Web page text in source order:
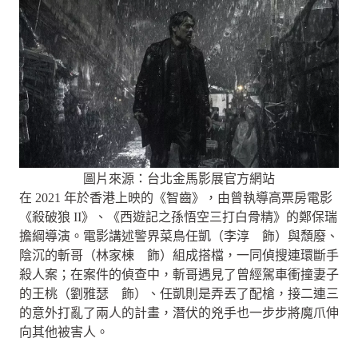
圖片來源：台北金馬影展官方網站
在 2021 年於香港上映的《智齒》，由曾執導高票房電影
《殺破狼 II》、《西遊記之孫悟空三打白骨精》的鄭保瑞
擔綱導演。電影講述警界菜鳥任凱（李淳 飾）與頹廢、
陰沉的斬哥（林家棟 飾）組成搭檔，一同偵搜連環斷手
殺人案；在案件的偵查中，斬哥遇見了曾經駕車衝撞妻子
的王桃（劉雅瑟 飾）、任凱則是弄丟了配槍，接二連三
的意外打亂了兩人的計畫，潛伏的兇手也一步步將魔爪伸
向其他被害人。